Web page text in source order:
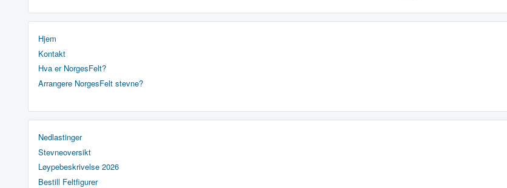
Hjem
Kontakt
Hva er NorgesFelt?
Arrangere NorgesFelt stevne?
Nedlastinger
Stevneoversikt
Løypebeskrivelse 2026
Bestill Feltfigurer